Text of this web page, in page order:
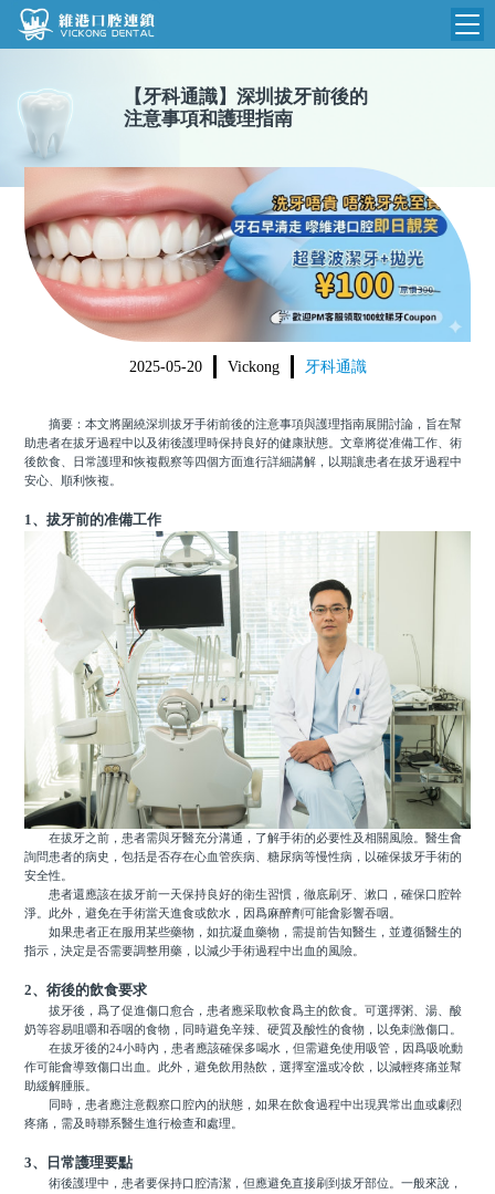
維港首頁
品牌介紹
環境設備
醫院新聞
收費標準
N
收費總表
植牙收費
根管收費
美學收費
箍牙收費
醫生團隊
門診時間
【 牙科通識】 深圳拔牙前後的
注意事項和護理指南
2025-05-20 Vickong 牙科通識
摘要：本文將圍繞深圳拔牙手術前後的注意事項與護理指南展開討論，旨在幫
助患者在拔牙過程中以及術後護理時保持良好的健康狀態。文章將從准備工作、術
後飲食、日常護理和恢複觀察等四個方面進行詳細講解，以期讓患者在拔牙過程中
安心、順利恢複。
1、拔牙前的准備工作
在拔牙之前，患者需與牙醫充分溝通，了解手術的必要性及相關風險。醫生會
詢問患者的病史，包括是否存在心血管疾病、糖尿病等慢性病，以確保拔牙手術的
安全性。
患者還應該在拔牙前一天保持良好的衛生習慣，徹底刷牙、漱口，確保口腔幹
淨。此外，避免在手術當天進食或飲水，因爲麻醉劑可能會影響吞咽。
如果患者正在服用某些藥物，如抗凝血藥物，需提前告知醫生，並遵循醫生的
指示，決定是否需要調整用藥，以減少手術過程中出血的風險。
2、術後的飲食要求
拔牙後，爲了促進傷口愈合，患者應采取軟食爲主的飲食。可選擇粥、湯、酸
奶等容易咀嚼和吞咽的食物，同時避免辛辣、硬質及酸性的食物，以免刺激傷口。
在拔牙後的24小時內，患者應該確保多喝水，但需避免使用吸管，因爲吸吮動
作可能會導致傷口出血。此外，避免飲用熱飲，選擇室溫或冷飲，以減輕疼痛並幫
助緩解腫脹。
同時，患者應注意觀察口腔內的狀態，如果在飲食過程中出現異常出血或劇烈
疼痛，需及時聯系醫生進行檢查和處理。
3、日常護理要點
術後護理中，患者要保持口腔清潔，但應避免直接刷到拔牙部位。一般來說，